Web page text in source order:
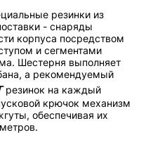
резинки из
- снаряды
корпуса посредством
и сегментами
Шестерня выполняет
а рекомендуемый
резинок на каждый
крючок механизм
обеспечивая их